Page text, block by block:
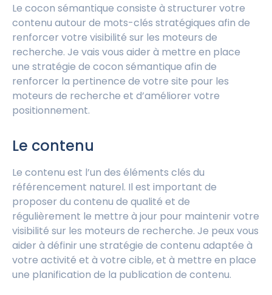
Le cocon sémantique consiste à structurer votre
contenu autour de mots-clés stratégiques afin de
renforcer votre visibilité sur les moteurs de
recherche. Je vais vous aider à mettre en place
une stratégie de cocon sémantique afin de
renforcer la pertinence de votre site pour les
moteurs de recherche et d’améliorer votre
positionnement.
Le contenu
Le contenu est l’un des éléments clés du
référencement naturel. Il est important de
proposer du contenu de qualité et de
régulièrement le mettre à jour pour maintenir votre
visibilité sur les moteurs de recherche. Je peux vous
aider à définir une stratégie de contenu adaptée à
votre activité et à votre cible, et à mettre en place
une planification de la publication de contenu.